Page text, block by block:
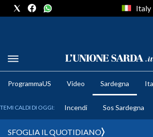
METEO
Italy
ProgrammaUS Video Sardegna
TEMI CALDI DI OGGI: Incendi Sos Sardegna
SFOGLIA IL QUOTIDIANO